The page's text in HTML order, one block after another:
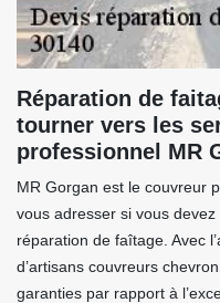
Réparation de
tourner vers les
professionnel MR
MR Gorgan est le couvreur
vous adresser si vous
réparation de faîtage. Avec
d’artisans couvreurs
garanties par rapport à